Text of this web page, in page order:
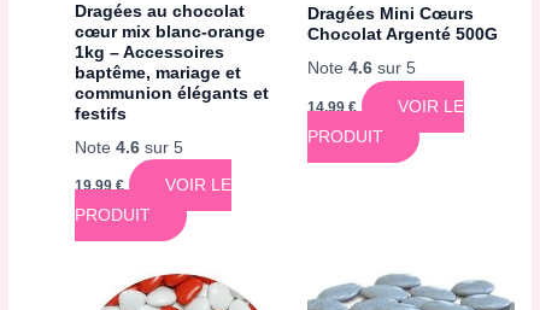
Dragées au chocolat
cœur mix blanc-orange
1kg – Accessoires
baptême, mariage et
communion élégants et
festifs
Note4.6 sur 5
19,99€
VOIR LE
PRODUIT
Dragées Mini Cœurs
Chocolat Argenté 500G
Note 4.6sur 5
14,99 €
VOIR LE
PRODUIT